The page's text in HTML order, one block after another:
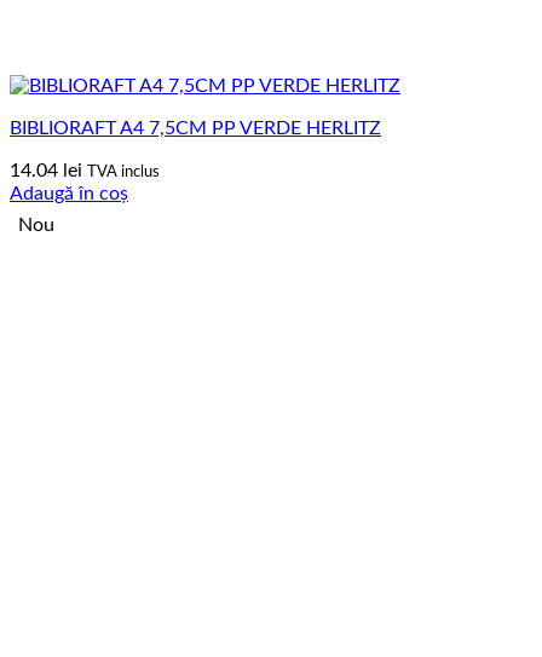
BIBLIORAFT A4 7,5CM PP VERDE HERLITZ
14.04 lei TVA inclus
Adaugă în coș
Nou